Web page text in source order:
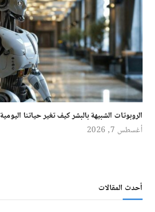
الروبوتات الشبيهة بالبشر كيف تغير حياتنا اليومية
أغسطس 7, 2026
أحدث المقالات